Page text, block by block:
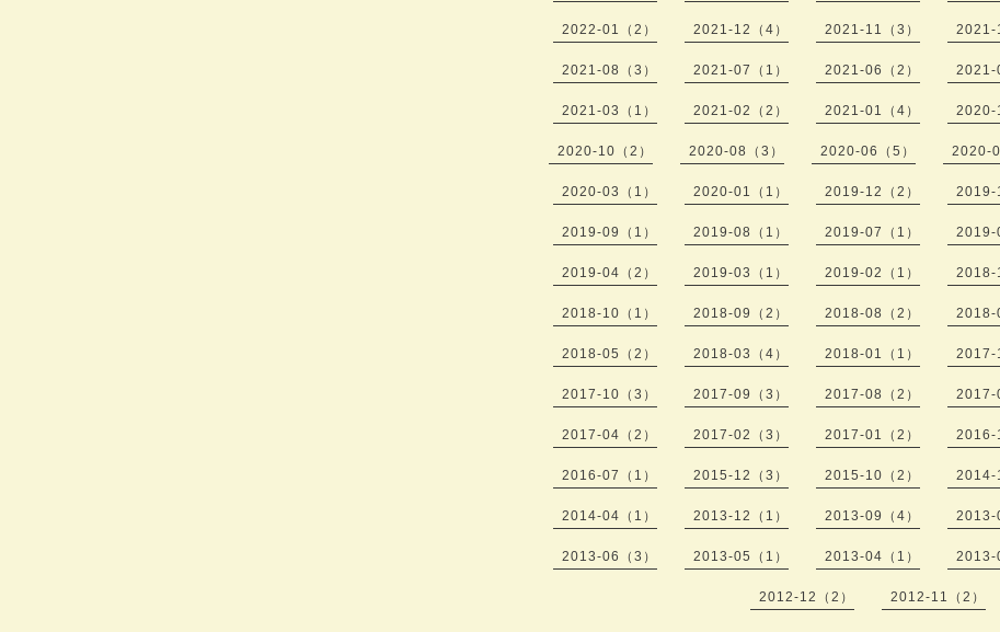
2022-01（2） 2021-12（4） 2021-11（3） 2021-
2021-08（3） 2021-07（1） 2021-06（2） 2021-
2021-03（1） 2021-02（2） 2021-01（4） 2020-
2020-10（2） 2020-08（3） 2020-06（5） 2020-
2020-03（1） 2020-01（1） 2019-12（2） 2019-
2019-09（1） 2019-08（1） 2019-07（1） 2019-
2019-04（2） 2019-03（1） 2019-02（1） 2018-
2018-10（1） 2018-09（2） 2018-08（2） 2018-
2018-05（2） 2018-03（4） 2018-01（1） 2017-
2017-10（3） 2017-09（3） 2017-08（2） 2017-
2017-04（2） 2017-02（3） 2017-01（2） 2016-
2016-07（1） 2015-12（3） 2015-10（2） 2014-
2014-04（1） 2013-12（1） 2013-09（4） 2013-
2013-06（3） 2013-05（1） 2013-04（1） 2013-
2012-12（2） 2012-11（2）